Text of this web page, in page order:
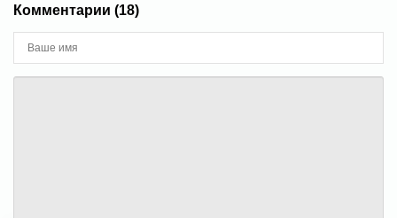
Комментарии (18)